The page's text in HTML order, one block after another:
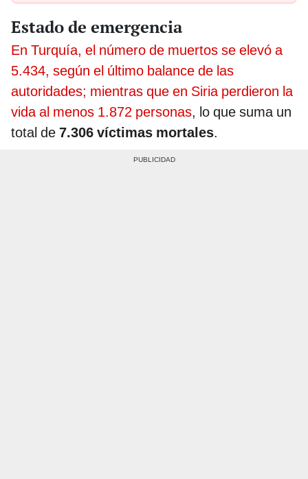
Estado de emergencia
En Turquía, el número de muertos se elevó a
5.434, según el último balance de las
autoridades; mientras que en Siria perdieron la
vida al menos 1.872 personas, lo que suma un
total de 7.306 víctimas mortales.